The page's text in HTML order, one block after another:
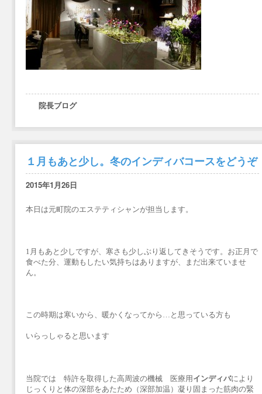
院長ブログ
１月もあと少し。冬のインディバコースをどうぞ
2015年1月26日
本日は元町院のエステティシャンが担当します。
1月もあと少しですが、寒さも少しぶり返してきそうです。お正月で
食べた分、運動もしたい気持ちはありますが、まだ出来ていませ
ん。
この時期は寒いから、暖かくなってから…と思っている方も
いらっしゃると思います
当院では 特許を取得した高周波の機械 医療用 インディバにより
じっくりと体の深部をあたため（深部加温）凝り固まった筋肉の緊